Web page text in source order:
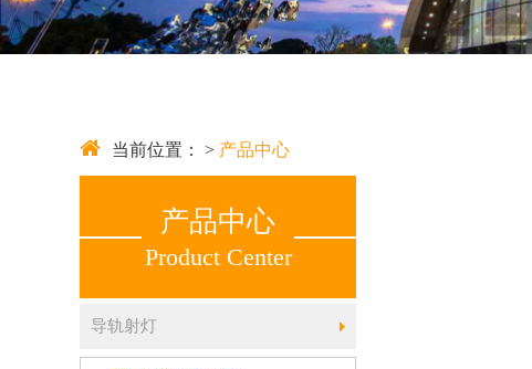
当前位置： > 产品中心
产品中心
Product Center
导轨射灯